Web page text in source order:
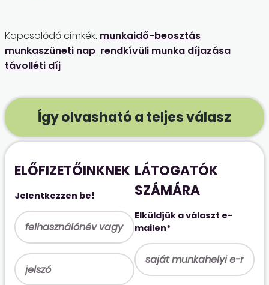
Kapcsolódó címkék: munkaidő-beosztás
munkaszüneti nap rendkívüli munka díjazása
távolléti díj
Így olvasható a teljes válasz
ELŐFIZETŐINKNEK
Jelentkezzen be!
LÁTOGATÓK
SZÁMÁRA
Elküldjük a választ e-
mailen*